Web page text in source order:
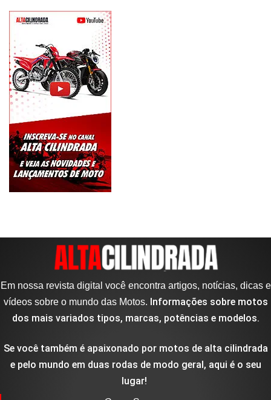
Em nossa revista digital você encontra artigos, notícias, dicas e
vídeos sobre o mundo das Motos. Informações sobre motos
dos mais variados tipos, marcas, potências e modelos.
Se você também é apaixonado por motos de alta cilindrada
e pelo mundo em duas rodas de modo geral, aqui é o seu
lugar!